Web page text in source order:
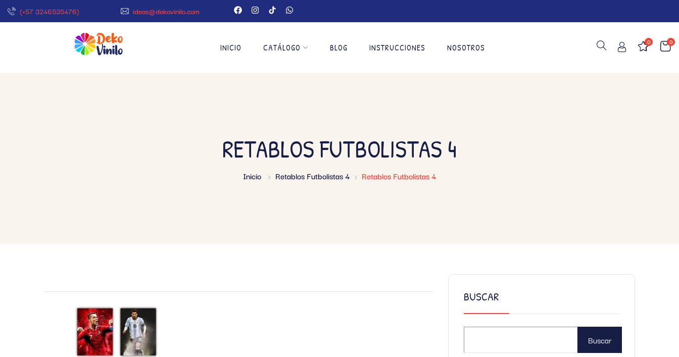
(+57 3246535476) ideas@dekovinilo.com
INICIO CATÁLOGO BLOG INSTRUCCIONES NOSOTROS
0
0
RETABLOS FUTBOLISTAS 4
Inicio Retablos Futbolistas 4 Retablos Futbolistas 4
BUSCAR
Buscar